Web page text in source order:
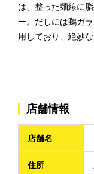
は、整った麺線に
ー。だしには鶏ガ
用しており、絶妙
店舗情報
店舗名
住所